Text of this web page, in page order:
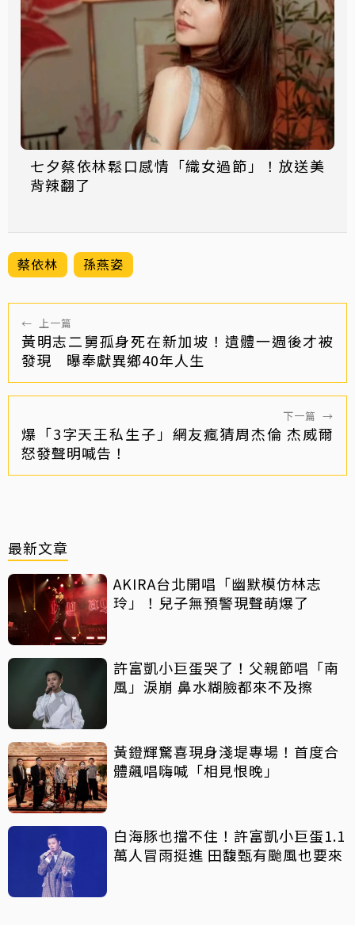
七夕蔡依林鬆口感情「織女過節」！放送美
背辣翻了
蔡依林 孫燕姿
← 上一篇
黃明志二舅孤身死在新加坡！遺體一週後才被
發現 曝奉獻異鄉40年人生
下一篇 →
爆「3字天王私生子」網友瘋猜周杰倫 杰威爾
怒發聲明喊告！
最新文章
AKIRA台北開唱「幽默模仿林志
玲」！兒子無預警現聲萌爆了
許富凱小巨蛋哭了！父親節唱「南
風」淚崩 鼻水糊臉都來不及擦
黃鐙輝驚喜現身淺堤專場！首度合
體飆唱嗨喊「相見恨晚」
白海豚也擋不住！許富凱小巨蛋1.1
萬人冒雨挺進 田馥甄有颱風也要來